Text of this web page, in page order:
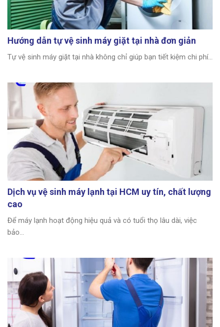
Hướng dẫn tự vệ sinh máy giặt tại nhà đơn giản
Tự vệ sinh máy giặt tại nhà không chỉ giúp bạn tiết kiệm chi phí...
Dịch vụ vệ sinh máy lạnh tại HCM uy tín, chất lượng
cao
Để máy lạnh hoạt động hiệu quả và có tuổi thọ lâu dài, việc
bảo...